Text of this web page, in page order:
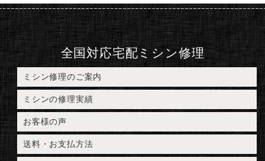
全国対応宅配ミシン修理
ミシン修理のご案内
ミシンの修理実績
お客様の声
送料・お支払方法